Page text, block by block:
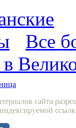
Все
в
сайта